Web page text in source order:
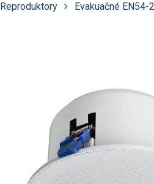
Reproduktory Evakuačné EN54-